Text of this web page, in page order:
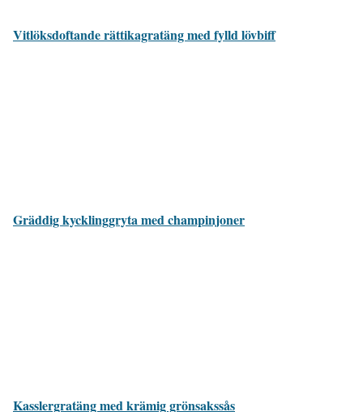
Vitlöksdoftande rättikagratäng med fylld lövbiff
Gräddig kycklinggryta med champinjoner
Kasslergratäng med krämig grönsakssås